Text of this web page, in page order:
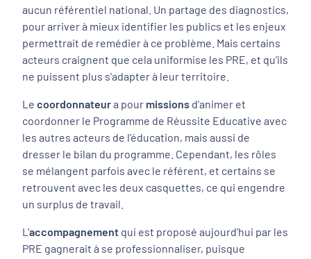
aucun référentiel national. Un partage des diagnostics,
pour arriver à mieux identifier les publics et les enjeux
permettrait de remédier à ce problème. Mais certains
acteurs craignent que cela uniformise les PRE, et qu'ils
ne puissent plus s'adapter à leur territoire.
Le coordonnateura pour missions d'animer et
coordonner le Programme de Réussite Educative avec
les autres acteurs de l'éducation, mais aussi de
dresser le bilan du programme. Cependant, les rôles
se mélangent parfois avec le référent, et certains se
retrouvent avec les deux casquettes, ce qui engendre
un surplus de travail.
L'accompagnement qui est proposé aujourd'hui par les
PRE gagnerait à se professionnaliser, puisque